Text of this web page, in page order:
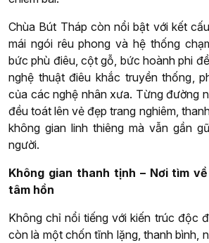
Chùa Bút Tháp còn nổi bật với kết
mái ngói rêu phong và hệ thống
bức phù điêu, cột gỗ, bức hoành phi
nghệ thuật điêu khắc truyền thống,
của các nghệ nhân xưa. Từng đường
đều toát lên vẻ đẹp trang nghiêm,
không gian linh thiêng mà vẫn gần
người.
Không gian thanh tịnh – Nơi tìm
tâm hồn
Không chỉ nổi tiếng với kiến trúc độc
còn là một chốn tĩnh lặng, thanh bình,